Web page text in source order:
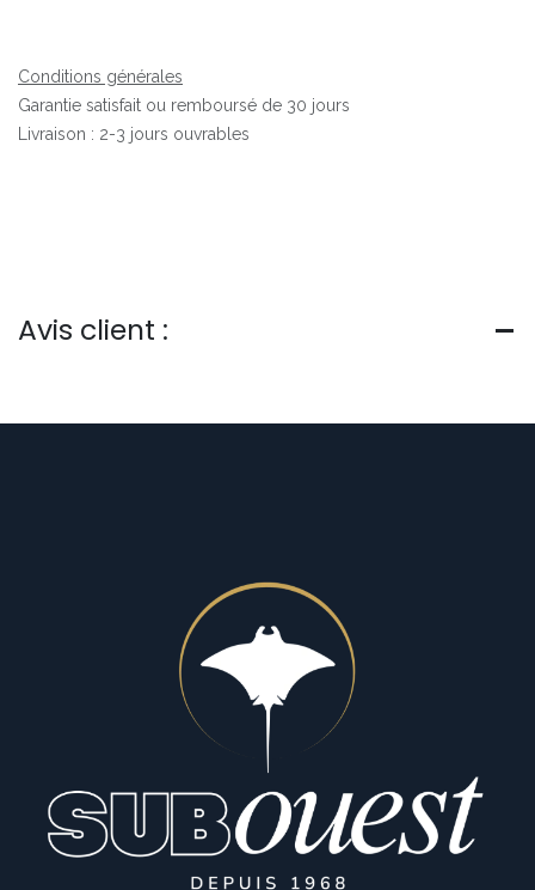
Conditions générales
Garantie satisfait ou remboursé de 30 jours
Livraison : 2-3 jours ouvrables
Avis client :